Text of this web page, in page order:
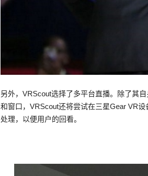
另外，VRScout选择了多平台直播。除了其
和窗口，VRScout还将尝试在三星Gear VR
处理，以便用户的回看。